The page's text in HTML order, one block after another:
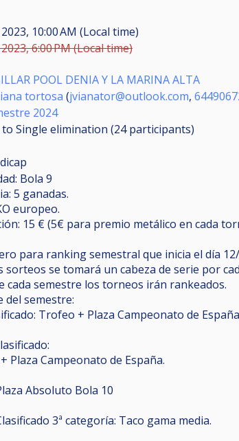
10:00 AM (Local time)
6:00 PM (Local time)
POOL DENIA Y LA MARINA ALTA
tortosa (jvianator@outlook.com,
2024
Single elimination (24participants)
Bola 9
5 ganadas.
europeo.
15 € (5€ para premio metálico en cada
para ranking semestral que inicia el día
sorteos se tomará un cabeza de serie por
cada semestre los torneos irán rankeados.
del semestre:
Trofeo + Plaza Campeonato de
Plaza Campeonato de España.
Absoluto Bola 10
3ª categoría: Taco gama media.